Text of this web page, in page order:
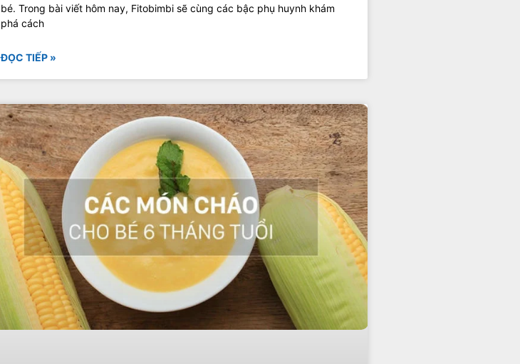
bé. Trong bài viết hôm nay, Fitobimbi sẽ cùng các bậc phụ huynh khám
phá cách
ĐỌC TIẾP »